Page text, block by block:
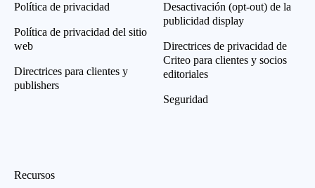
Política de privacidad
Política de privacidad del sitio
web
Directrices para clientes y
publishers
Desactivación (opt-out) de la
publicidad display
Directrices de privacidad de
Criteo para clientes y socios
editoriales
Seguridad
Recursos